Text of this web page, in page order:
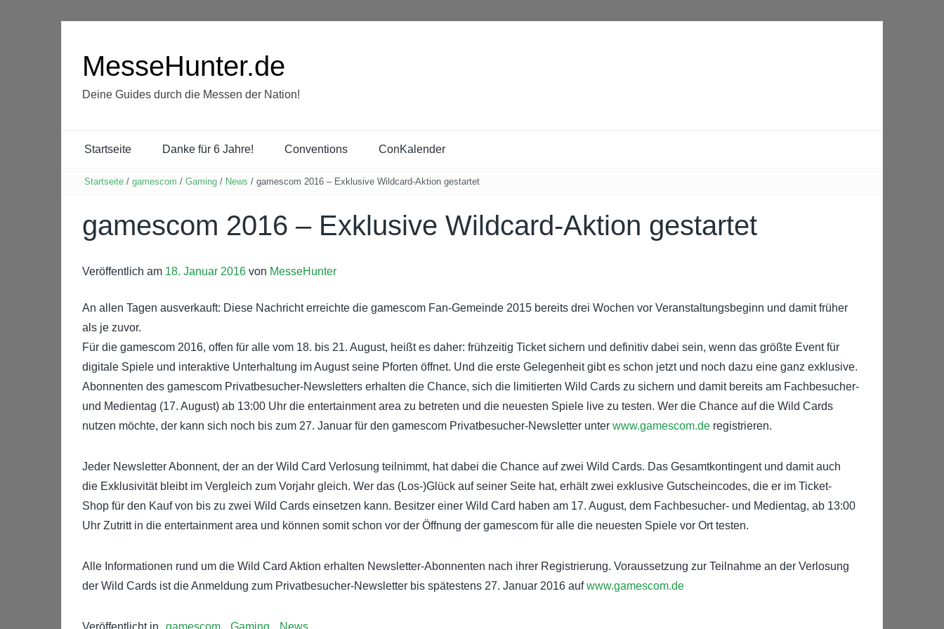
MesseHunter.de
Deine Guides durch die Messen der Nation!
Startseite Danke für 6 Jahre! Conventions ConKalender
Startseite / gamescom / Gaming / News / gamescom 2016 – Exklusive Wildcard-Aktion gestartet
gamescom 2016 – Exklusive Wildcard-Aktion gestartet
Veröffentlich am 18. Januar 2016 von MesseHunter
An allen Tagen ausverkauft: Diese Nachricht erreichte die gamescom Fan-Gemeinde 2015 bereits drei Wochen vor Veranstaltungsbeginn und damit früher
als je zuvor.
Für die gamescom 2016, offen für alle vom 18. bis 21. August, heißt es daher: frühzeitig Ticket sichern und definitiv dabei sein, wenn das größte Event für
digitale Spiele und interaktive Unterhaltung im August seine Pforten öffnet. Und die erste Gelegenheit gibt es schon jetzt und noch dazu eine ganz exklusive.
Abonnenten des gamescom Privatbesucher-Newsletters erhalten die Chance, sich die limitierten Wild Cards zu sichern und damit bereits am Fachbesucher-
und Medientag (17. August) ab 13:00 Uhr die entertainment area zu betreten und die neuesten Spiele live zu testen. Wer die Chance auf die Wild Cards
nutzen möchte, der kann sich noch bis zum 27. Januar für den gamescom Privatbesucher-Newsletter unter www.gamescom.de registrieren.
Jeder Newsletter Abonnent, der an der Wild Card Verlosung teilnimmt, hat dabei die Chance auf zwei Wild Cards. Das Gesamtkontingent und damit auch
die Exklusivität bleibt im Vergleich zum Vorjahr gleich. Wer das (Los-)Glück auf seiner Seite hat, erhält zwei exklusive Gutscheincodes, die er im Ticket-
Shop für den Kauf von bis zu zwei Wild Cards einsetzen kann. Besitzer einer Wild Card haben am 17. August, dem Fachbesucher- und Medientag, ab 13:00
Uhr Zutritt in die entertainment area und können somit schon vor der Öffnung der gamescom für alle die neuesten Spiele vor Ort testen.
Alle Informationen rund um die Wild Card Aktion erhalten Newsletter-Abonnenten nach ihrer Registrierung. Voraussetzung zur Teilnahme an der Verlosung
der Wild Cards ist die Anmeldung zum Privatbesucher-Newsletter bis spätestens 27. Januar 2016 aufwww.gamescom.de
Veröffentlicht in gamescom Gaming News